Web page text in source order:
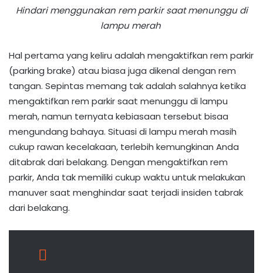
Hindari menggunakan rem parkir saat menunggu di
lampu merah
Hal pertama yang keliru adalah mengaktifkan rem parkir
(parking brake) atau biasa juga dikenal dengan rem
tangan. Sepintas memang tak adalah salahnya ketika
mengaktifkan rem parkir saat menunggu di lampu
merah, namun ternyata kebiasaan tersebut bisaa
mengundang bahaya. Situasi di lampu merah masih
cukup rawan kecelakaan, terlebih kemungkinan Anda
ditabrak dari belakang. Dengan mengaktifkan rem
parkir, Anda tak memiliki cukup waktu untuk melakukan
manuver saat menghindar saat terjadi insiden tabrak
dari belakang.